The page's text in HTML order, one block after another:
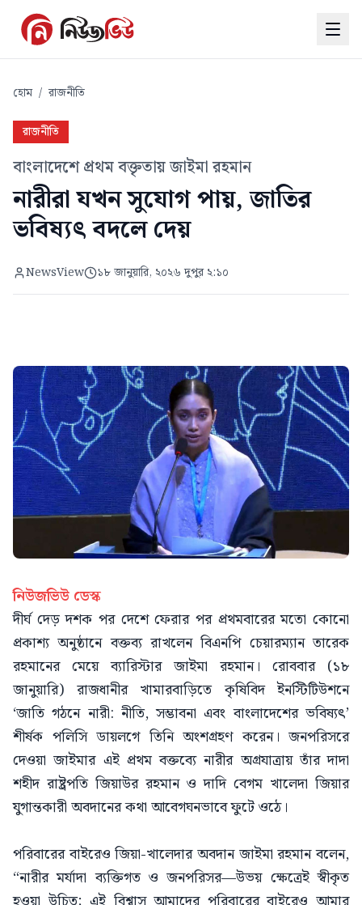
হোম / রাজনীতি
রাজনীতি
বাংলাদেশে প্রথম বক্তৃতায় জাইমা রহমান
নারীরা যখন সুযোগ পায়, জাতির
ভবিষ্যৎ বদলে দেয়
NewsView ১৮ জানুয়ারি, ২০২৬ দুপুর ২:১০
নিউজভিউ ডেস্ক
দীর্ঘ দেড় দশক পর দেশে ফেরার পর প্রথমবারের মতো কোনো
প্রকাশ্য অনুষ্ঠানে বক্তব্য রাখলেন বিএনপি চেয়ারম্যান তারেক
রহমানের মেয়ে ব্যারিস্টার জাইমা রহমান। রোববার (১৮
জানুয়ারি) রাজধানীর খামারবাড়িতে কৃষিবিদ ইনস্টিটিউশনে
‘জাতি গঠনে নারী: নীতি, সম্ভাবনা এবং বাংলাদেশের ভবিষ্যৎ’
শীর্ষক পলিসি ডায়লগে তিনি অংশগ্রহণ করেন। জনপরিসরে
দেওয়া জাইমার এই প্রথম বক্তব্যে নারীর অগ্রযাত্রায় তাঁর দাদা
শহীদ রাষ্ট্রপতি জিয়াউর রহমান ও দাদি বেগম খালেদা জিয়ার
যুগান্তকারী অবদানের কথা আবেগঘনভাবে ফুটে ওঠে।
পরিবারের বাইরেও জিয়া-খালেদার অবদান জাইমা রহমান বলেন,
“নারীর মর্যাদা ব্যক্তিগত ও জনপরিসর—উভয় ক্ষেত্রেই স্বীকৃত